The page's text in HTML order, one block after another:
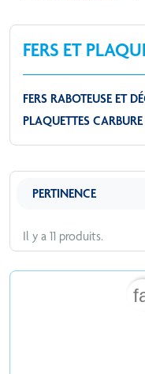
FERS ET
FERS RABOTEUSE ET
PLAQUETTES CARBURE
Il y a 11 produits.
PERTINENCE